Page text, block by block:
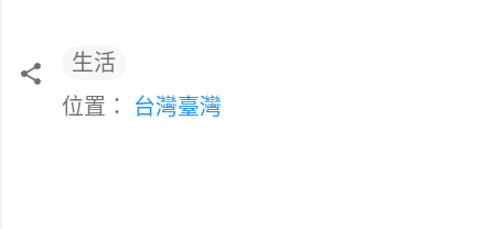
生活
位置： 台灣臺灣